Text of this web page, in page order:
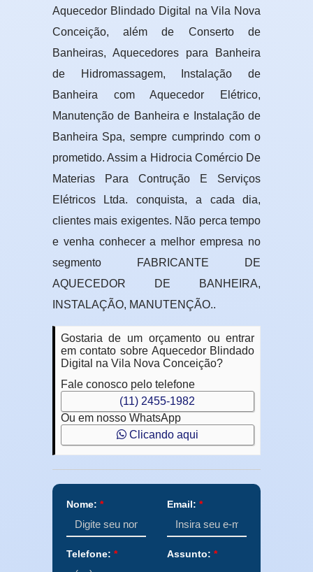
Aquecedor Blindado Digital na Vila Nova
Conceição, além de Conserto de
Banheiras, Aquecedores para Banheira
de Hidromassagem, Instalação de
Banheira com Aquecedor Elétrico,
Manutenção de Banheira e Instalação de
Banheira Spa, sempre cumprindo com o
prometido. Assim a Hidrocia Comércio De
Materias Para Contrução E Serviços
Elétricos Ltda. conquista, a cada dia,
clientes mais exigentes. Não perca tempo
e venha conhecer a melhor empresa no
segmento FABRICANTE DE
AQUECEDOR DE BANHEIRA,
INSTALAÇÃO, MANUTENÇÃO..
Gostaria de um orçamento ou entrar
em contato sobre Aquecedor Blindado
Digital na Vila Nova Conceição?
Fale conosco pelo telefone
(11) 2455-1982
Ou em nosso WhatsApp
Clicando aqui
Nome: * Email: *
Telefone: * Assunto: *